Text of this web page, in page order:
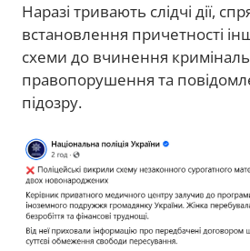
Наразі тривають слідчі дії,
встановлення причетності
схеми до вчинення
правопорушення та
підозру.